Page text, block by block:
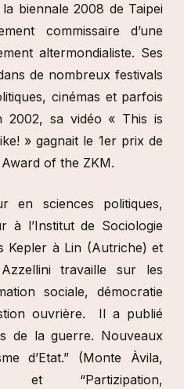
biennale 2008 de Taipei
commissaire d’une
altermondialiste. Ses
de nombreux festivals
cinémas et parfois
2002, sa vidéo « This is
» gagnait le 1er prix de
of the ZKM.
en sciences politiques,
à l’Institut de Sociologie
Kepler à Lin (Autriche) et
travaille sur les
sociale, démocratie
ouvrière. Il a publié
de la guerre. Nouveaux
d’Etat.” (Monte Àvila,
et “Partizipation,